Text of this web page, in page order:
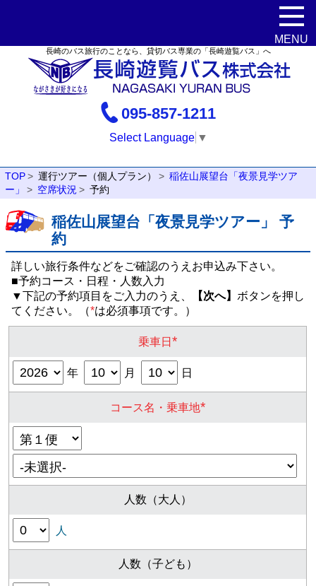
長崎のバス旅行のことなら、貸切バス専業の「長崎遊覧バス」へ
095-857-1211
Select Language ▼
TOP 運行ツアー（個人プラン）
稲佐山展望台「夜景見学ツア
ー」
空席状況 予約
稲佐山展望台「夜景見学ツアー」 予
約
詳しい旅行条件などをご確認のうえお申込み下さい。
■予約コース・日程・人数入力
▼下記の予約項目をご入力のうえ、
【次へ】 ボタンを押し
てください。（*は必須事項です。）
乗車日*
年 月 日
コース名・乗車地*
人数（大人）
人
人数（子ども）